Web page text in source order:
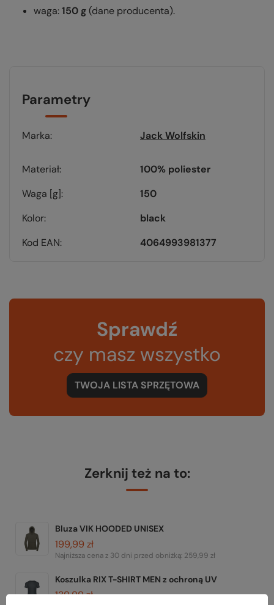
waga:150 g(dane producenta).
Parametry
Marka Jack Wolfskin
Materiał
100% poliester
Waga [g]
150
Kolor
black
Kod EAN
4064993981377
Sprawdź
czy masz wszystko
TWOJA LISTA SPRZĘTOWA
Zerknij też na to:
Bluza VIK HOODED UNISEX
199,99 zł
Najniższa cena z 30 dni przed obniżką: 259,99 zł
Koszulka RIX T-SHIRT MEN z ochroną UV
139,99 zł